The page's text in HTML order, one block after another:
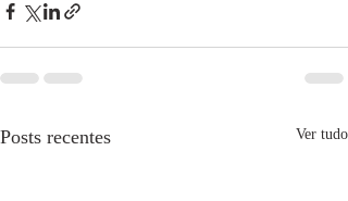
Posts recentes Ver tudo